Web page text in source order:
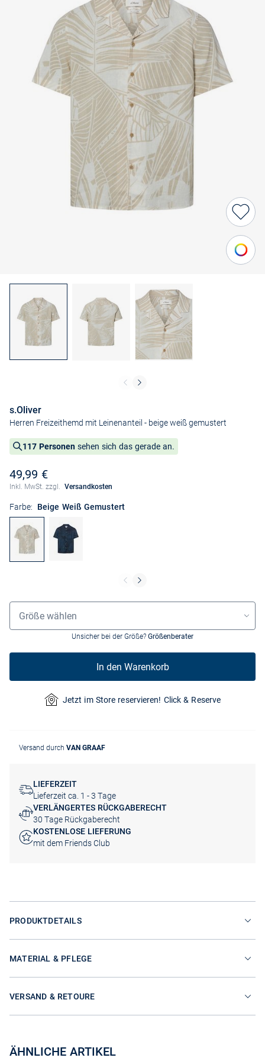
s.Oliver
Herren Freizeithemd mit Leinenanteil - beige weiß gemustert
117 Personen sehen sich das gerade an.
49,99 €
Inkl. MwSt. zzgl. Versandkosten
Farbe: Beige Weiß Gemustert
Größenauswahl
Größe wählen
Unsicher bei der Größe? Größenberater
In den Warenkorb
Jetzt im Store reservieren! Click & Reserve
Versand durch VAN GRAAF
LIEFERZEIT
Lieferzeit ca. 1 - 3 Tage
VERLÄNGERTES RÜCKGABERECHT
30 Tage Rückgaberecht
KOSTENLOSE LIEFERUNG
mit dem Friends Club
PRODUKTDETAILS
MATERIAL & PFLEGE
VERSAND & RETOURE
ÄHNLICHE ARTIKEL